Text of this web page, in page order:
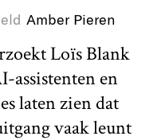
Amber Pieren
Loïs Blank
assistenten en
laten zien dat
vaak leunt